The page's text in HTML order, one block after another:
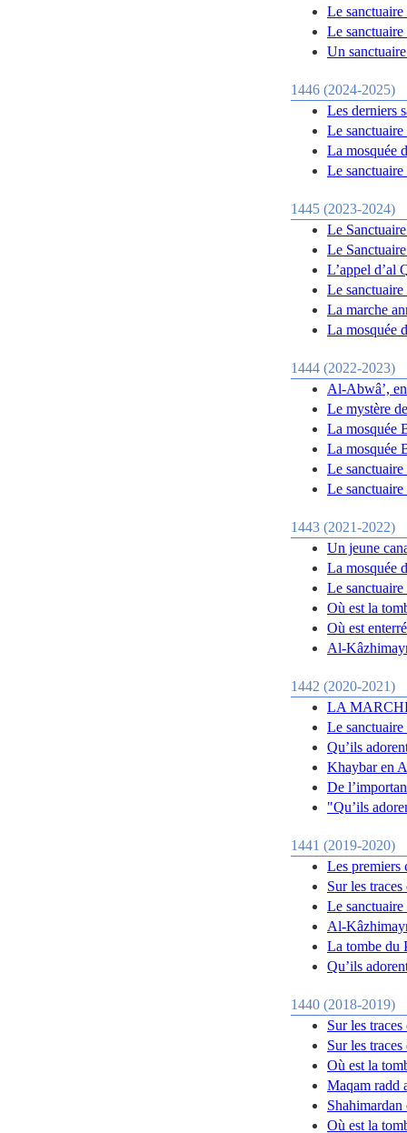
Le
Le
Un
1446 (2024-2025)
Les derniers
Le
La mosquée
Le
1445 (2023-2024)
Le
Le
L’appel d’al
Le
La marche
La mosquée
1444 (2022-2023)
Al-Abwâ’,
Le mystère
La mosquée
La mosquée
Le
Le
1443 (2021-2022)
Un jeune
La mosquée
Le
Où est la
Où est
Al-
1442 (2020-2021)
LA
Le
Qu’ils
Khaybar en
De
"Qu’ils
1441 (2019-2020)
Les premiers
Sur les
Le
Al-
La tombe du
Qu’ils
1440 (2018-2019)
Sur les
Sur les
Où est la
Maqam radd
Où est la